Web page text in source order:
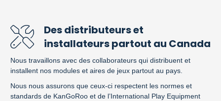
Des distributeurs et
installateurs partout au Canada
Nous travaillons avec des collaborateurs qui distribuent et
installent nos modules et aires de jeux partout au pays.
Nous nous assurons que ceux-ci respectent les normes et
standards de KanGoRoo et de l’International Play Equipment